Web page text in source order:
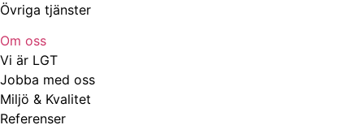
Övriga tjänster
Om oss
Vi är LGT
Jobba med oss
Miljö & Kvalitet
Referenser